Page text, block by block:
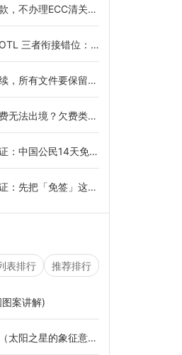
ECC清关会面临哪些后果
：缘由、危害与合规排布技巧
有文件要保留多久？
费类目与合规解决办法详解
公民14天免签的正确姿势
「免签」这件事说清楚
表排行 推荐排行
案讲解)
阳之星的象征意义）